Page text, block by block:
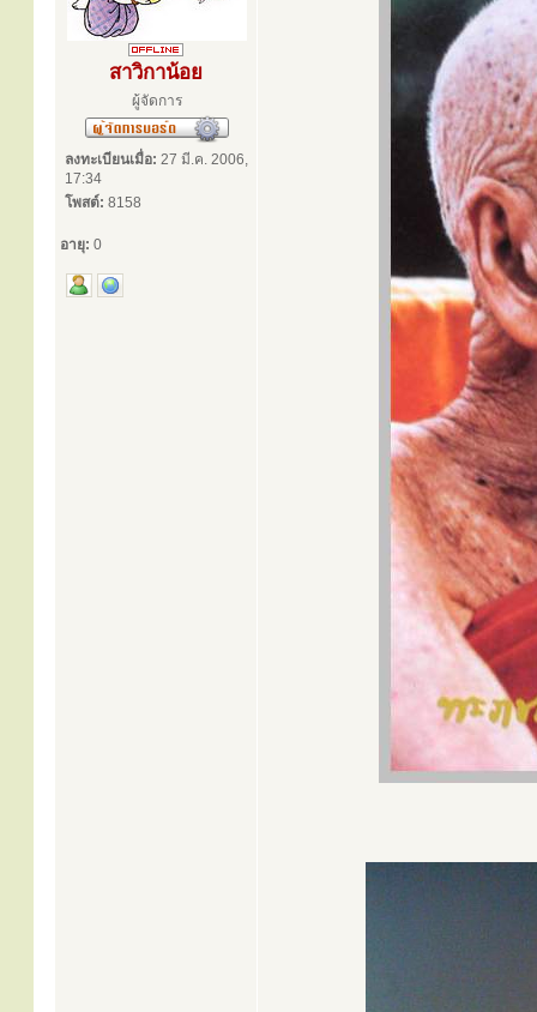
สาวิกาน้อย
ผู้จัดการ
ลงทะเบียนเมื่อ: 27 มี.ค. 2006,
17:34
โพสต์: 8158
อายุ: 0